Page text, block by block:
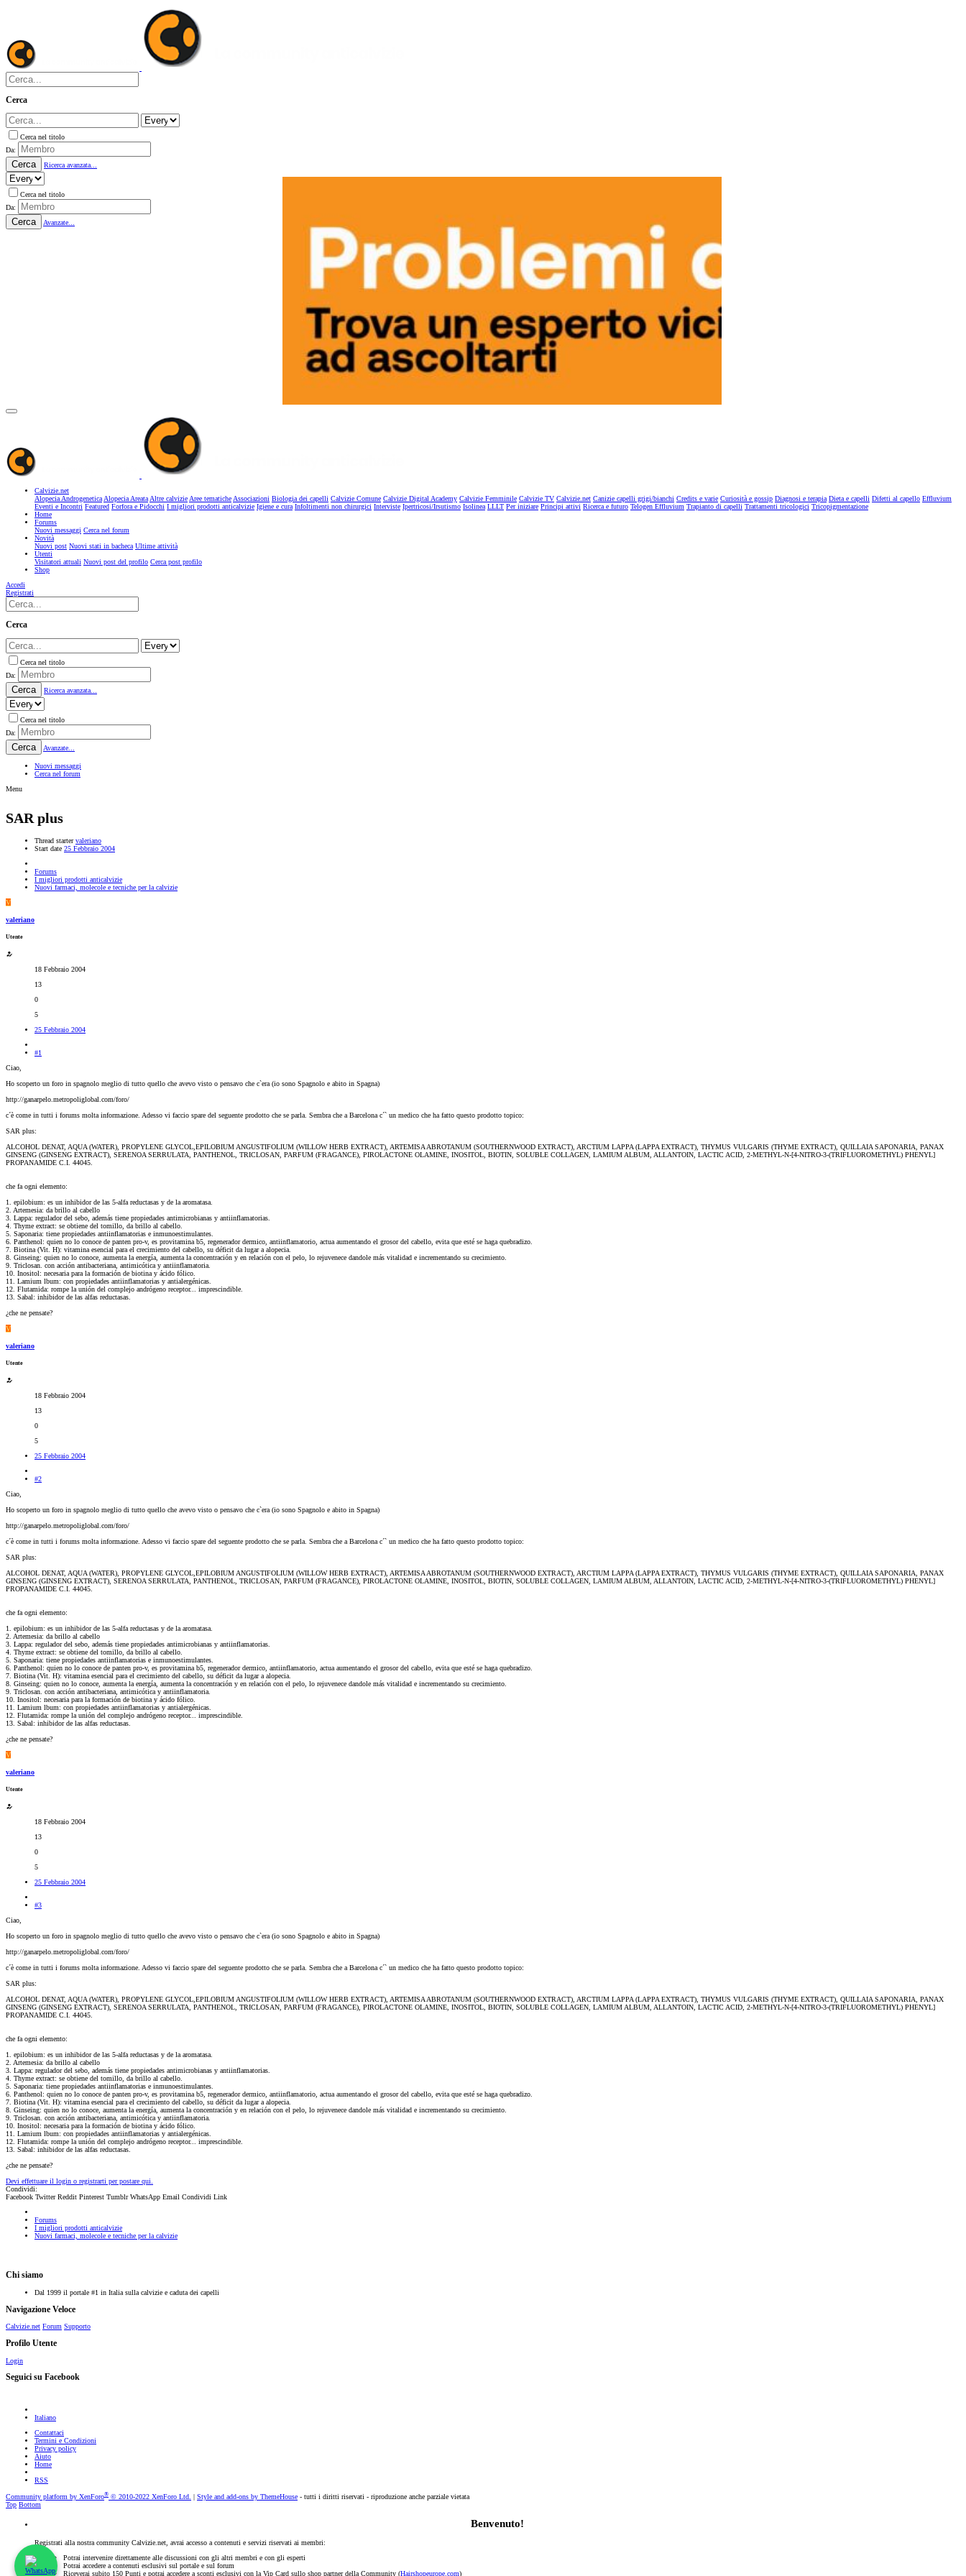
Cerca
Cerca nel titolo
Da:
Cerca Ricerca avanzata...
Cerca nel titolo
Da:
Cerca Avanzate...
Calvizie.net
Alopecia AndrogeneticaAlopecia AreataAltre calvizieAree tematicheAssociazioni Biologia dei capelli Calvizie Comune Calvizie Digital Academy Calvizie Femminile Calvizie TV Calvizie.net Canizie capelli grigi/bianchi Credits e varie Curiosità e gossip Diagnosi e terapia Dieta e capelli Difetti al capello Effluvium
Eventi e Incontri Featured Forfora e Pidocchi I migliori prodotti anticalvizie Igiene e cura Infoltimenti non chirurgici Interviste Ipertricosi/Irsutismo Isolinea LLLT Per iniziare Principi attivi Ricerca e futuro Telogen Effluvium Trapianto di capelli Trattamenti tricologici Tricopigmentazione
Home
Forums
Nuovi messaggi Cerca nel forum
Novità
Nuovi post Nuovi stati in bacheca Ultime attività
Utenti
Visitatori attuali Nuovi post del profilo Cerca post profilo
Shop
Accedi
Registrati
Cerca
Cerca nel titolo
Da:
Cerca Ricerca avanzata...
Cerca nel titolo
Da:
Cerca Avanzate...
Nuovi messaggi
Cerca nel forum
Menu
SAR plus
Thread starter valeriano
Start date 25 Febbraio 2004
Forums
I migliori prodotti anticalvizie
Nuovi farmaci, molecole e tecniche per la calvizie
V
valeriano
Utente
18 Febbraio 2004
13
0
5
25 Febbraio 2004
#1
Ciao,
Ho scoperto un foro in spagnolo meglio di tutto quello che avevo visto o pensavo che c`era (io sono Spagnolo e abito in Spagna)
http://ganarpelo.metropoliglobal.com/foro/
c´è come in tutti i forums molta informazione. Adesso vi faccio spare del seguente prodotto che se parla. Sembra che a Barcelona c´` un medico che ha fatto questo prodotto topico:
SAR plus:
ALCOHOL DENAT, AQUA (WATER), PROPYLENE GLYCOL,EPILOBIUM ANGUSTIFOLIUM (WILLOW HERB EXTRACT), ARTEMISA ABROTANUM (SOUTHERNWOOD EXTRACT), ARCTIUM LAPPA (LAPPA EXTRACT), THYMUS VULGARIS (THYME EXTRACT), QUILLAIA SAPONARIA, PANAX
GINSENG (GINSENG EXTRACT), SERENOA SERRULATA, PANTHENOL, TRICLOSAN, PARFUM (FRAGANCE), PIROLACTONE OLAMINE, INOSITOL, BIOTIN, SOLUBLE COLLAGEN, LAMIUM ALBUM, ALLANTOIN, LACTIC ACID, 2-METHYL-N-[4-NITRO-3-(TRIFLUOROMETHYL) PHENYL]
PROPANAMIDE C.I. 44045.
che fa ogni elemento:
1. epilobium: es un inhibidor de las 5-alfa reductasas y de la aromatasa.
2. Artemesia: da brillo al cabello
3. Lappa: regulador del sebo, además tiene propiedades antimicrobianas y antiinflamatorias.
4. Thyme extract: se obtiene del tomillo, da brillo al cabello.
5. Saponaria: tiene propiedades antiinflamatorias e inmunoestimulantes.
6. Panthenol: quien no lo conoce de panten pro-v, es provitamina b5, regenerador dermico, antiinflamatorio, actua aumentando el grosor del cabello, evita que esté se haga quebradizo.
7. Biotina (Vit. H): vitamina esencial para el crecimiento del cabello, su déficit da lugar a alopecia.
8. Ginseing: quien no lo conoce, aumenta la energía, aumenta la concentración y en relación con el pelo, lo rejuvenece dandole más vitalidad e incrementando su crecimiento.
9. Triclosan. con acción antibacteriana, antimicótica y antiinflamatoria.
10. Inositol: necesaria para la formación de biotina y ácido fólico.
11. Lamium lbum: con propiedades antiinflamatorias y antialergénicas.
12. Flutamida: rompe la unión del complejo andrógeno receptor... imprescindible.
13. Sabal: inhibidor de las alfas reductasas.
¿che ne pensate?
V
valeriano
Utente
18 Febbraio 2004
13
0
5
25 Febbraio 2004
#2
Ciao,
Ho scoperto un foro in spagnolo meglio di tutto quello che avevo visto o pensavo che c`era (io sono Spagnolo e abito in Spagna)
http://ganarpelo.metropoliglobal.com/foro/
c´è come in tutti i forums molta informazione. Adesso vi faccio spare del seguente prodotto che se parla. Sembra che a Barcelona c´` un medico che ha fatto questo prodotto topico:
SAR plus:
ALCOHOL DENAT, AQUA (WATER), PROPYLENE GLYCOL,EPILOBIUM ANGUSTIFOLIUM (WILLOW HERB EXTRACT), ARTEMISA ABROTANUM (SOUTHERNWOOD EXTRACT), ARCTIUM LAPPA (LAPPA EXTRACT), THYMUS VULGARIS (THYME EXTRACT), QUILLAIA SAPONARIA, PANAX
GINSENG (GINSENG EXTRACT), SERENOA SERRULATA, PANTHENOL, TRICLOSAN, PARFUM (FRAGANCE), PIROLACTONE OLAMINE, INOSITOL, BIOTIN, SOLUBLE COLLAGEN, LAMIUM ALBUM, ALLANTOIN, LACTIC ACID, 2-METHYL-N-[4-NITRO-3-(TRIFLUOROMETHYL) PHENYL]
PROPANAMIDE C.I. 44045.
che fa ogni elemento:
1. epilobium: es un inhibidor de las 5-alfa reductasas y de la aromatasa.
2. Artemesia: da brillo al cabello
3. Lappa: regulador del sebo, además tiene propiedades antimicrobianas y antiinflamatorias.
4. Thyme extract: se obtiene del tomillo, da brillo al cabello.
5. Saponaria: tiene propiedades antiinflamatorias e inmunoestimulantes.
6. Panthenol: quien no lo conoce de panten pro-v, es provitamina b5, regenerador dermico, antiinflamatorio, actua aumentando el grosor del cabello, evita que esté se haga quebradizo.
7. Biotina (Vit. H): vitamina esencial para el crecimiento del cabello, su déficit da lugar a alopecia.
8. Ginseing: quien no lo conoce, aumenta la energía, aumenta la concentración y en relación con el pelo, lo rejuvenece dandole más vitalidad e incrementando su crecimiento.
9. Triclosan. con acción antibacteriana, antimicótica y antiinflamatoria.
10. Inositol: necesaria para la formación de biotina y ácido fólico.
11. Lamium lbum: con propiedades antiinflamatorias y antialergénicas.
12. Flutamida: rompe la unión del complejo andrógeno receptor... imprescindible.
13. Sabal: inhibidor de las alfas reductasas.
¿che ne pensate?
V
valeriano
Utente
18 Febbraio 2004
13
0
5
25 Febbraio 2004
#3
Ciao,
Ho scoperto un foro in spagnolo meglio di tutto quello che avevo visto o pensavo che c`era (io sono Spagnolo e abito in Spagna)
http://ganarpelo.metropoliglobal.com/foro/
c´è come in tutti i forums molta informazione. Adesso vi faccio spare del seguente prodotto che se parla. Sembra che a Barcelona c´` un medico che ha fatto questo prodotto topico:
SAR plus:
ALCOHOL DENAT, AQUA (WATER), PROPYLENE GLYCOL,EPILOBIUM ANGUSTIFOLIUM (WILLOW HERB EXTRACT), ARTEMISA ABROTANUM (SOUTHERNWOOD EXTRACT), ARCTIUM LAPPA (LAPPA EXTRACT), THYMUS VULGARIS (THYME EXTRACT), QUILLAIA SAPONARIA, PANAX
GINSENG (GINSENG EXTRACT), SERENOA SERRULATA, PANTHENOL, TRICLOSAN, PARFUM (FRAGANCE), PIROLACTONE OLAMINE, INOSITOL, BIOTIN, SOLUBLE COLLAGEN, LAMIUM ALBUM, ALLANTOIN, LACTIC ACID, 2-METHYL-N-[4-NITRO-3-(TRIFLUOROMETHYL) PHENYL]
PROPANAMIDE C.I. 44045.
che fa ogni elemento:
1. epilobium: es un inhibidor de las 5-alfa reductasas y de la aromatasa.
2. Artemesia: da brillo al cabello
3. Lappa: regulador del sebo, además tiene propiedades antimicrobianas y antiinflamatorias.
4. Thyme extract: se obtiene del tomillo, da brillo al cabello.
5. Saponaria: tiene propiedades antiinflamatorias e inmunoestimulantes.
6. Panthenol: quien no lo conoce de panten pro-v, es provitamina b5, regenerador dermico, antiinflamatorio, actua aumentando el grosor del cabello, evita que esté se haga quebradizo.
7. Biotina (Vit. H): vitamina esencial para el crecimiento del cabello, su déficit da lugar a alopecia.
8. Ginseing: quien no lo conoce, aumenta la energía, aumenta la concentración y en relación con el pelo, lo rejuvenece dandole más vitalidad e incrementando su crecimiento.
9. Triclosan. con acción antibacteriana, antimicótica y antiinflamatoria.
10. Inositol: necesaria para la formación de biotina y ácido fólico.
11. Lamium lbum: con propiedades antiinflamatorias y antialergénicas.
12. Flutamida: rompe la unión del complejo andrógeno receptor... imprescindible.
13. Sabal: inhibidor de las alfas reductasas.
¿che ne pensate?
Devi effettuare il login o registrarti per postare qui.
Condividi:
Facebook Twitter Reddit Pinterest Tumblr WhatsApp Email Condividi Link
Forums
I migliori prodotti anticalvizie
Nuovi farmaci, molecole e tecniche per la calvizie
Chi siamo
Dal 1999 il portale #1 in Italia sulla calvizie e caduta dei capelli
Navigazione Veloce
Calvizie.net Forum Supporto
Profilo Utente
Login
Seguici su Facebook
Italiano
Contattaci
Termini e Condizioni
Privacy policy
Aiuto
Home
RSS
Community platform by XenForo® © 2010-2022 XenForo Ltd. Style and add-ons by ThemeHouse - tutti i diritti riservati - riproduzione anche parziale vietata
Top Bottom
Benvenuto!
Registrati alla nostra community Calvizie.net, avrai accesso a contenuti e servizi riservati ai membri:
Potrai intervenire direttamente alle discussioni con gli altri membri e con gli esperti
Potrai accedere a contenuti esclusivi sul portale e sul forum
Riceverai subito 150 Punti e potrai accedere a sconti esclusivi con la Vip Card sullo shop partner della Community (Hairshopeurope.com)